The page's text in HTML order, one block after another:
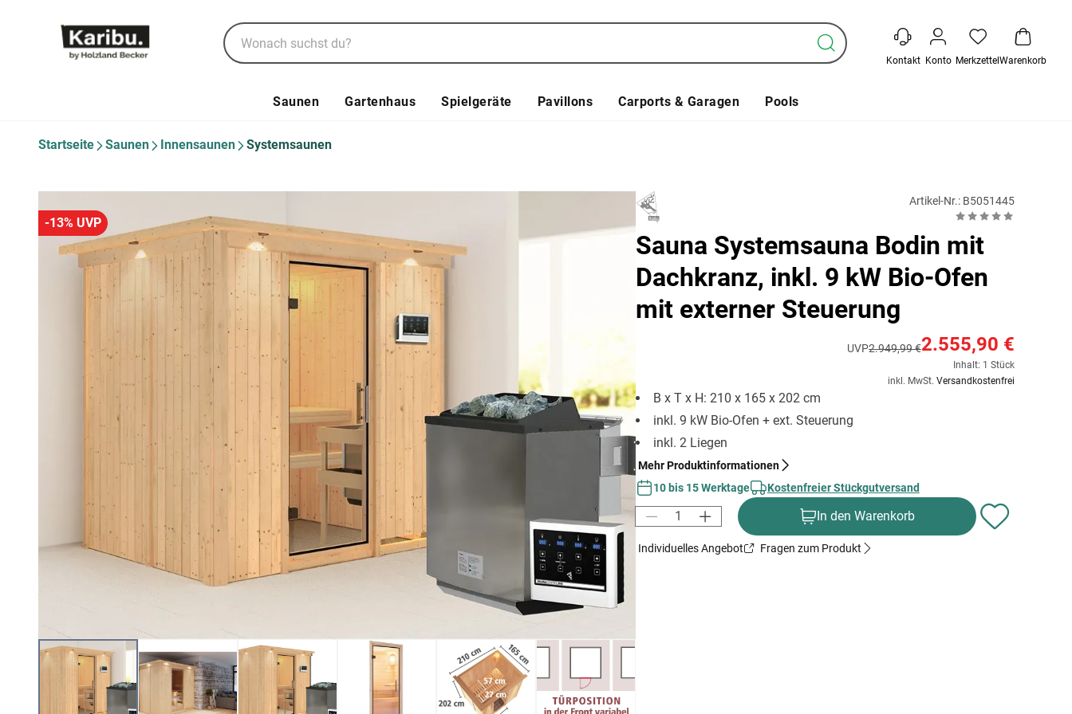
Kontakt Konto Merkzettel Warenkorb
Saunen Gartenhaus Spielgeräte Pavillons Carports & Garagen Pools
Startseite Saunen Innensaunen Systemsaunen
-13% UVP
Artikel-Nr.: B5051445
Sauna Systemsauna Bodin mit
Dachkranz, inkl. 9 kW Bio-Ofen
mit externer Steuerung
UVP2.949,99 €2.555,90 €
Inhalt: 1 Stück
inkl. MwSt. Versandkostenfrei
B x T x H: 210 x 165 x 202 cm
inkl. 9 kW Bio-Ofen + ext. Steuerung
inkl. 2 Liegen
Mehr Produktinformationen
10 bis 15 Werktage
Kostenfreier Stückgutversand
In den Warenkorb
Individuelles Angebot Fragen zum Produkt